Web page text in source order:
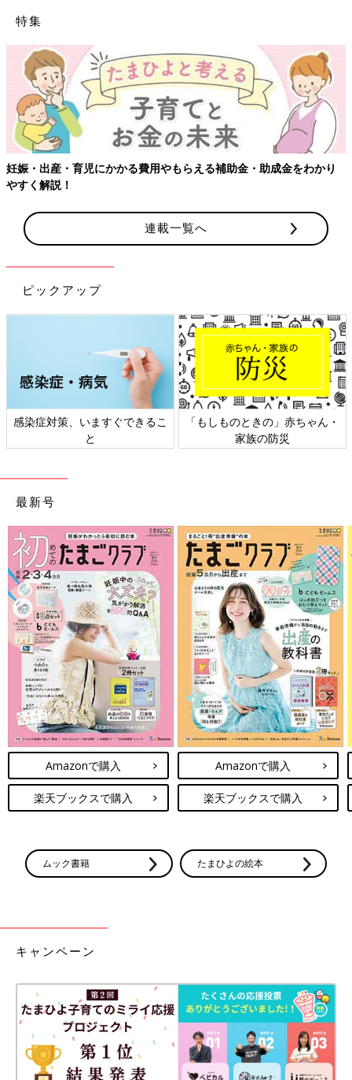
特集
【ワクチン接種できるものも】妊婦の感染症対策、知っておいて！
連載一覧へ
ピックアップ
日本外来小児科学会リーフレッ
ト検討会
六星占術 細木かおりさんの人生
相談
最新号
Amazonで購入
楽天ブックスで購入
Amazonで購入
楽天ブックスで購入
ムック書籍 たまひよの絵本
キャンペーン